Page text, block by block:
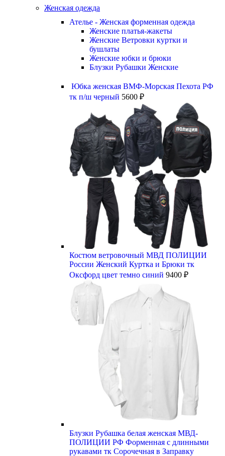
Женская одежда
Ателье - Женская форменная одежда
Женские платья-жакеты
Женские Ветровки куртки и
бушлаты
Женские юбки и брюки
Блузки Рубашки Женские
Юбка женская ВМФ-Морская Пехота РФ
тк п/ш черный 5600 ₽
Костюм ветровочный МВД ПОЛИЦИИ
России Женский Куртка и Брюки тк
Оксфорд цвет темно синий 9400 ₽
Блузки Рубашка белая женская МВД-
ПОЛИЦИИ РФ Форменная с длинными
рукавами тк Сорочечная в Заправку